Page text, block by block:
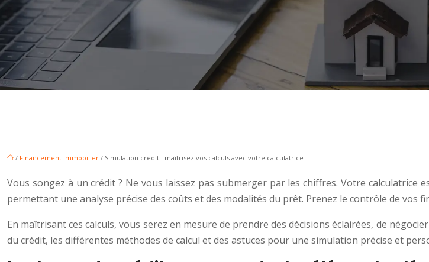
/ Financement immobilier / Simulation crédit : maîtrisez vos calculs avec votre calculatrice
Vous songez à un crédit ? Ne vous laissez pas submerger par les chiffres. Votre calculatrice
permettant une analyse précise des coûts et des modalités du prêt. Prenez le contrôle de vos
En maîtrisant ces calculs, vous serez en mesure de prendre des décisions éclairées, de
du crédit, les différentes méthodes de calcul et des astuces pour une simulation précise et